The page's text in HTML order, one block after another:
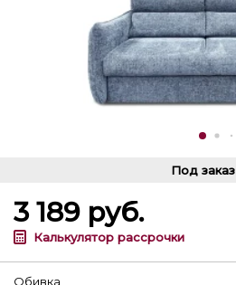
Под заказ
3 189 руб.
Калькулятор рассрочки
Обивка